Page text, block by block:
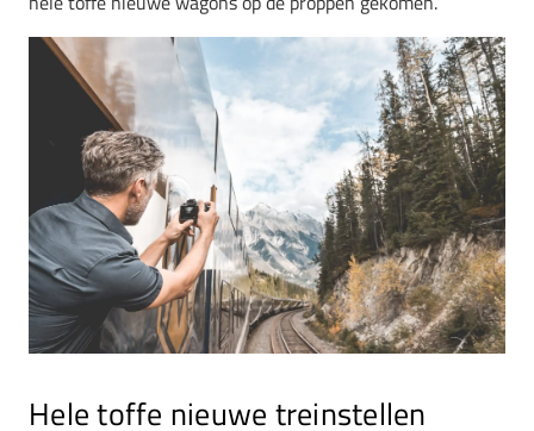
Hele toffe nieuwe treinstellen